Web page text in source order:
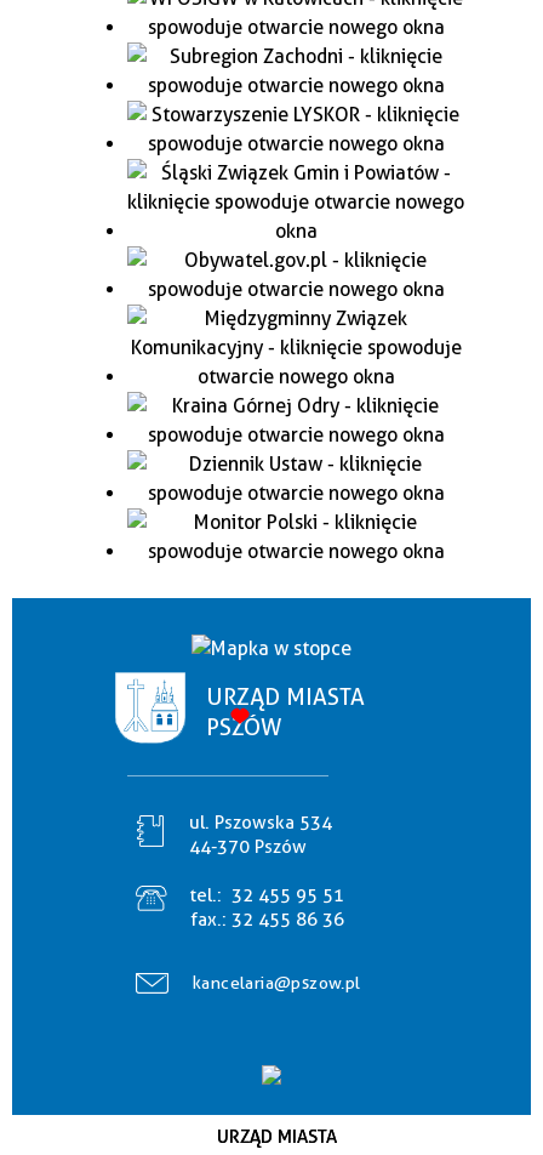
URZĄD MIASTA
PSZÓW
ul. Pszowska 534
44-370 Pszów
tel.: 32 455 95 51
fax.: 32 455 86 36
kancelaria@pszow.pl
URZĄD MIASTA